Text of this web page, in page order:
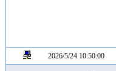
2026/5/24 10:50:00